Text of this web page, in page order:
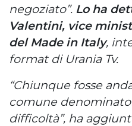
negoziato”. Lo ha
Valentini, vice
del Made in Italy,
format di Urania Tv.
“Chiunque fosse
comune
difficoltà”, ha